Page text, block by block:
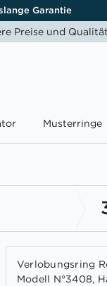
Garantie
Preise und Qualität
Musterringe
Verlobungsring
Modell N°3408,